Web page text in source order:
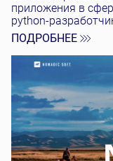
приложения в
python-
ПОДРОБНЕЕ